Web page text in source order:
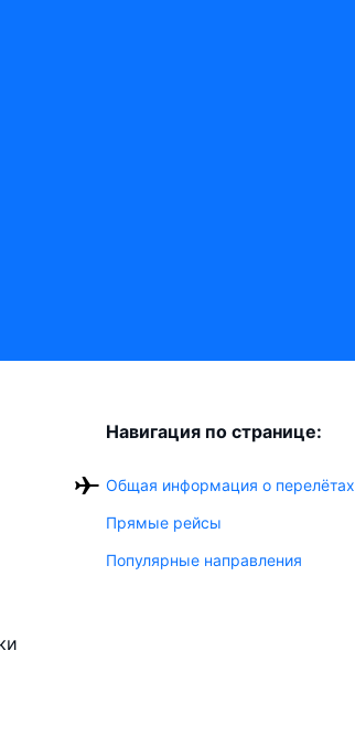
Навигация по странице:
Общая информация о перелётах
Прямые рейсы
Популярные направления